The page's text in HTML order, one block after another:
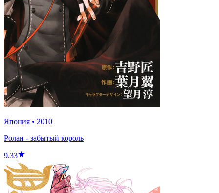
Япония • 2010
Ролан - забытый король
9.33